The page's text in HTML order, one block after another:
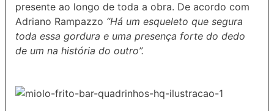
presente ao longo de toda a obra. De acordo com
Adriano Rampazzo “Há um esqueleto que segura
toda essa gordura e uma presença forte do dedo
de um na história do outro”.